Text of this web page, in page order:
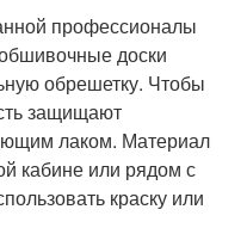
профессионалы
доски
обрешетку. Чтобы
защищают
лаком. Материал
кабине или рядом с
краску или